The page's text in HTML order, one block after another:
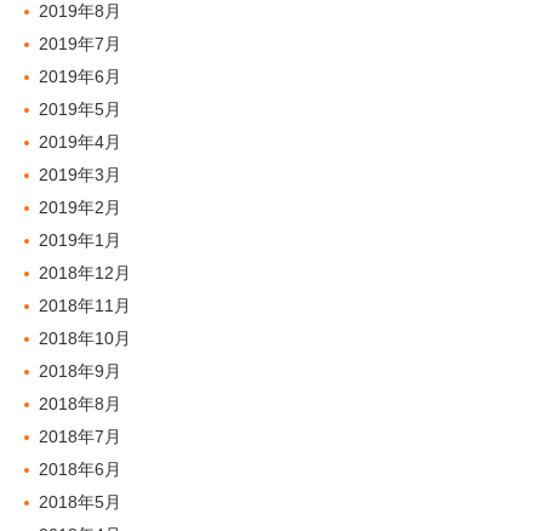
2019年8月
2019年7月
2019年6月
2019年5月
2019年4月
2019年3月
2019年2月
2019年1月
2018年12月
2018年11月
2018年10月
2018年9月
2018年8月
2018年7月
2018年6月
2018年5月